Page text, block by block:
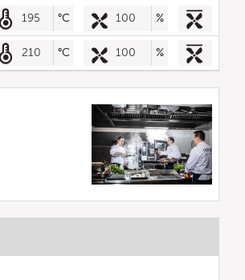
195 °C 100 %
210 °C 100 %